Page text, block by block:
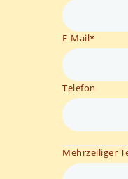
E-Mail*
Telefon
Mehrzeiliger